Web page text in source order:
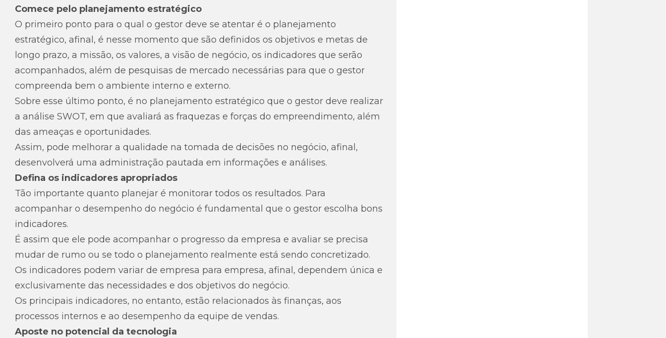
Comece pelo planejamento estratégico
O primeiro ponto para o qual o gestor deve se atentar é o planejamento
estratégico, afinal, é nesse momento que são definidos os objetivos e metas de
longo prazo, a missão, os valores, a visão de negócio, os indicadores que serão
acompanhados, além de pesquisas de mercado necessárias para que o gestor
compreenda bem o ambiente interno e externo.
Sobre esse último ponto, é no planejamento estratégico que o gestor deve realizar
a análise SWOT, em que avaliará as fraquezas e forças do empreendimento, além
das ameaças e oportunidades.
Assim, pode melhorar a qualidade na tomada de decisões no negócio, afinal,
desenvolverá uma administração pautada em informações e análises.
Defina os indicadores apropriados
Tão importante quanto planejar é monitorar todos os resultados. Para
acompanhar o desempenho do negócio é fundamental que o gestor escolha bons
indicadores.
É assim que ele pode acompanhar o progresso da empresa e avaliar se precisa
mudar de rumo ou se todo o planejamento realmente está sendo concretizado.
Os indicadores podem variar de empresa para empresa, afinal, dependem única e
exclusivamente das necessidades e dos objetivos do negócio.
Os principais indicadores, no entanto, estão relacionados às finanças, aos
processos internos e ao desempenho da equipe de vendas.
Aposte no potencial da tecnologia